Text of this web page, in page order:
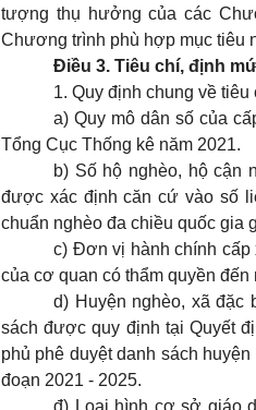
tượng thụ hưởng của các
Chương trình phù hợp mục tiêu
Điều 3. Tiêu chí, định
1. Quy định chung về
a) Quy mô dân số của
Tổng Cục Thống kê năm 2021.
b) Số hộ nghèo, hộ cận
được xác định căn cứ vào số
chuẩn nghèo đa chiều quốc gia
c) Đơn vị hành chính cấp
của cơ quan có thẩm quyền đến
d) Huyện nghèo, xã đặc
sách được quy định tại Quyết
phủ phê duyệt danh sách
đoạn 2021 - 2025.